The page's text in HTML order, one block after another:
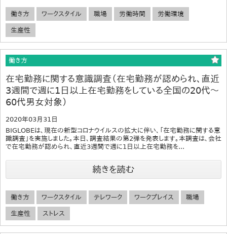
働き方 ワークスタイル 職場 労働時間 労働環境
生産性
働き方
在宅勤務に関する意識調査（在宅勤務が認められ、直近
3週間で週に1日以上在宅勤務をしている全国の20代～
60代男女対象）
2020年03月31日
BIGLOBEは、現在の新型コロナウイルスの拡大に伴い、「在宅勤務に関する意
識調査」を実施しました。本日、調査結果の第2弾を発表します。本調査は、会社
で在宅勤務が認められ、直近3週間で週に1日以上在宅勤務を...
続きを読む
働き方 ワークスタイル テレワーク ワークプレイス 職場
生産性 ストレス